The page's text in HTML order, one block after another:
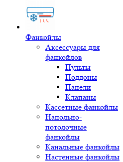
Фанкойлы
Аксессуары для
фанкойлов
Пульты
Поддоны
Панели
Клапаны
Кассетные фанкойлы
Напольно-
потолочные
фанкойлы
Канальные фанкойлы
Настенные фанкойлы